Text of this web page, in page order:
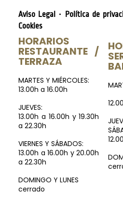
Aviso Legal · Política de
Cookies
HORARIOS
RESTAURANTE /
TERRAZA
MARTES Y MIÉRCOLES:
13.00h a 16.00h
JUEVES:
13.00h a 16.00h y 19.30h
a 22.30h
VIERNES Y SÁBADOS:
13.00h a 16.00h y 20.00h
a 22.30h
DOMINGO Y LUNES
cerrado